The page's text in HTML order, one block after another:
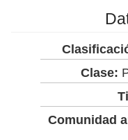
Clase:
Comunidad